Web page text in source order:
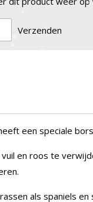
Verzenden
een speciale
en roos te
als spaniels